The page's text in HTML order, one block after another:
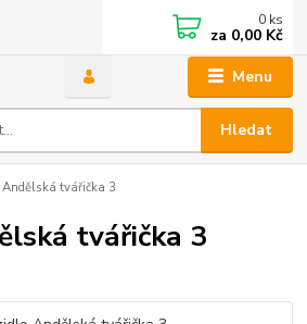
Menu
Hledat
0 ks
za 0,00 Kč
Andělská tvářička 3
tvářička 3